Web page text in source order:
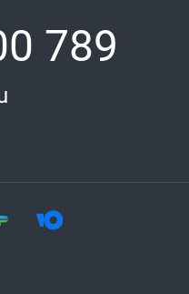
789